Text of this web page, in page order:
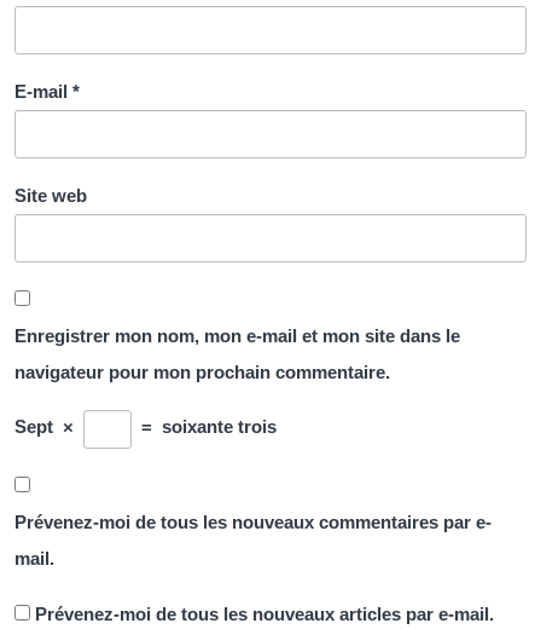
E-mail *
Site web
Enregistrer mon nom, mon e-mail et mon site dans le
navigateur pour mon prochain commentaire.
Sept × = soixante trois
Prévenez-moi de tous les nouveaux commentaires par e-
mail.
Prévenez-moi de tous les nouveaux articles par e-mail.